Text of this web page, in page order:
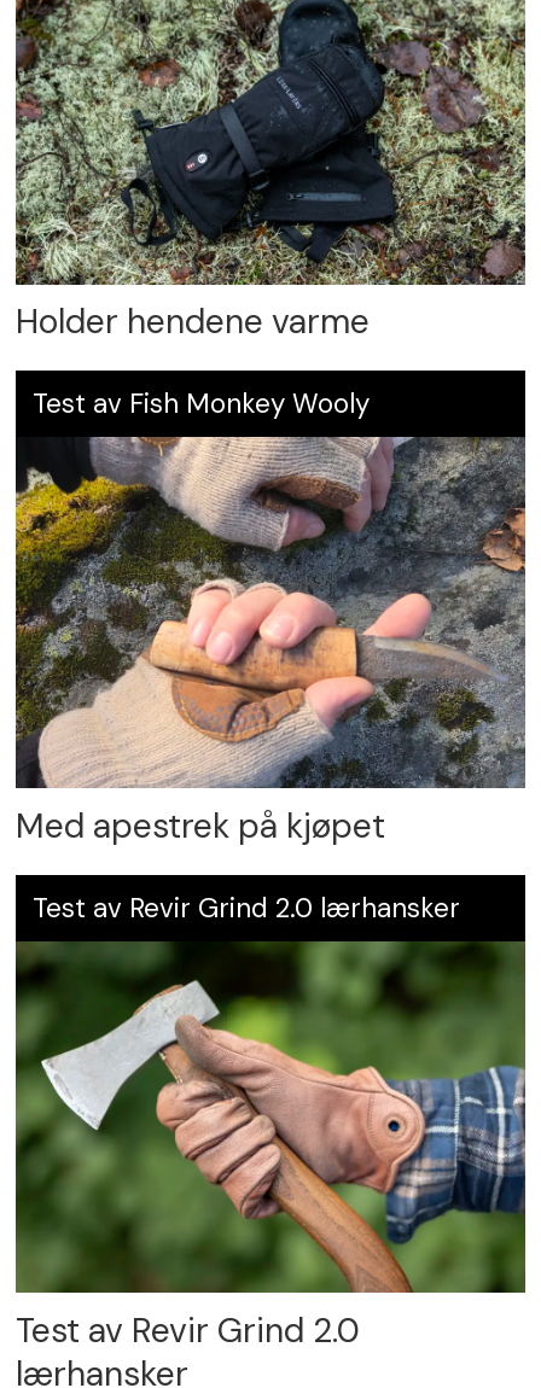
Holder hendene varme
Test av Fish Monkey Wooly
Med apestrek på kjøpet
Test av Revir Grind 2.0 lærhansker
Test av Revir Grind 2.0
lærhansker